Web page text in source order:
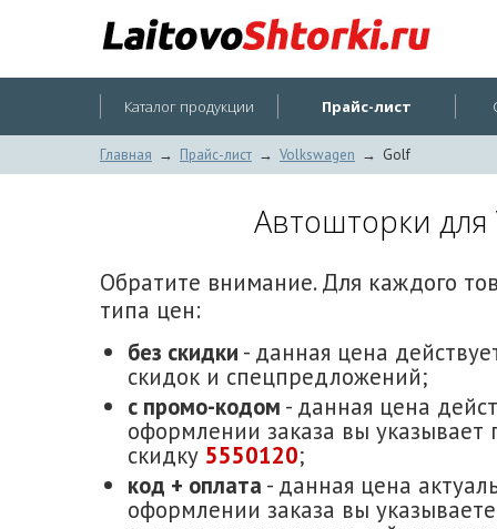
Каталог продукции Прайс-лист
Главная → Прайс-лист → Volkswagen → Golf
Автошторки для
Обратите внимание. Для каждого
типа цен:
без скидки - данная цена
скидок и спецпредложений;
с промо-кодом - данная цена
оформлении заказа вы указывает
скидку 5550120;
код + оплата - данная цена
оформлении заказа вы